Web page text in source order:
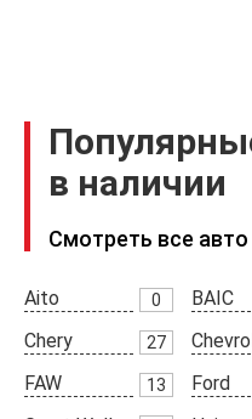
в наличии
Смотреть все авто
Aito 0 BAIC
Chery
27
FAW
13 Ford